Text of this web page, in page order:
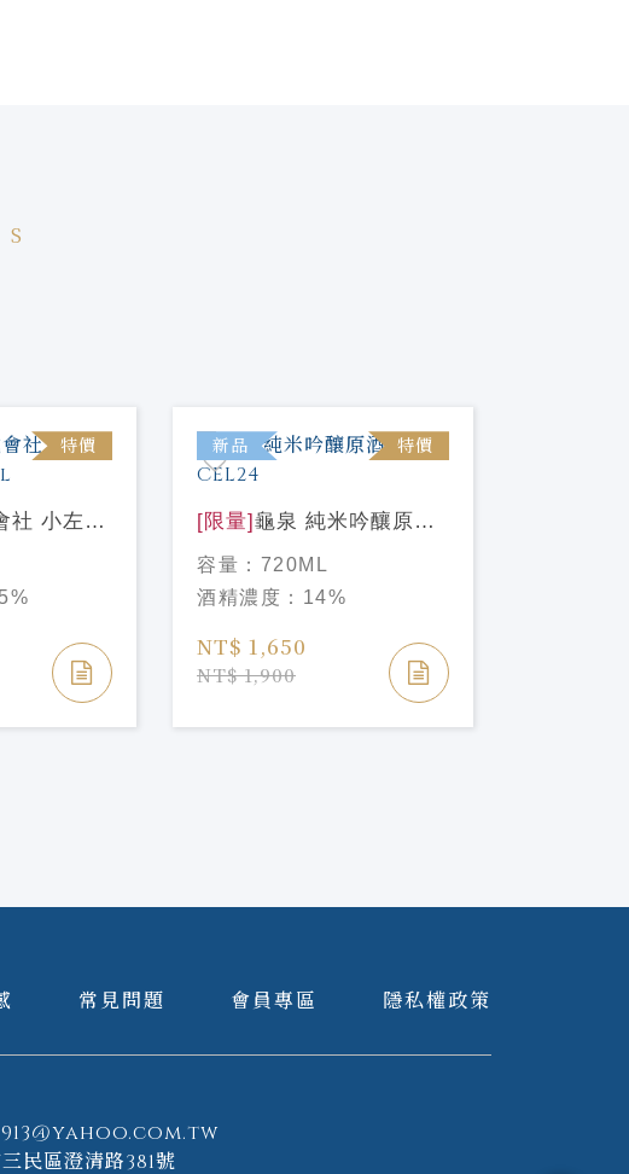
特價
社 小左衛
新品 特價
[限量] 龜泉 純米吟釀原酒
CEL24
容量： 720ML
酒精濃度： 14%
NT$ 1,650
NT$ 1,900
常見問題 會員專區 隱私權政策
民區澄清路381號